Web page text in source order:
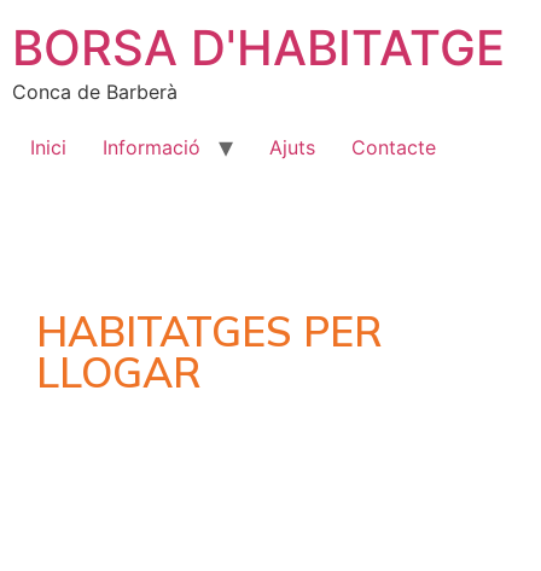
BORSA D'HABITATGE
Conca de Barberà
Inici Informació Ajuts Contacte
HABITATGES PER
LLOGAR